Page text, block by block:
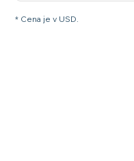
* Cena je v USD.